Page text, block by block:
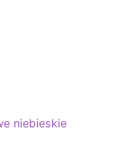
niebieskie